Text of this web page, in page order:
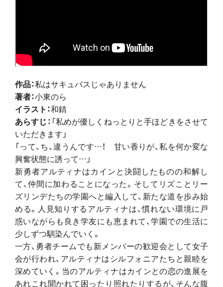
作品：私はサキュバスじゃありません
著者：小東のら
イラスト：和錆
あらすじ： 「私めが優しくねっとりと手ほどきをさせて
いただきます」
「って、ち、違うんです…！ 甘い香りが、私を何か変な
興奮状態に誘って…」
新勇者アルティナはカインと決闘したものの和解し
て、仲間に加わることになった。そしてリズことリー
ズリンデたちの学園へと編入して、新たな道を歩み始
める。人見知りするアルティナは、慣れない環境に戸
惑いながらも良き学友にも恵まれて、学園での生活に
少しずつ馴染んでいく。
一方、勇者チームでも新メンバーの歓迎会として女子
会が行われ、アルティナはシルフォニアたちと親睦を
深めていく。当のアルティナはカインとの恋の進展を
あれこれ聞かれて困ったり照れたりするが、そんな腹